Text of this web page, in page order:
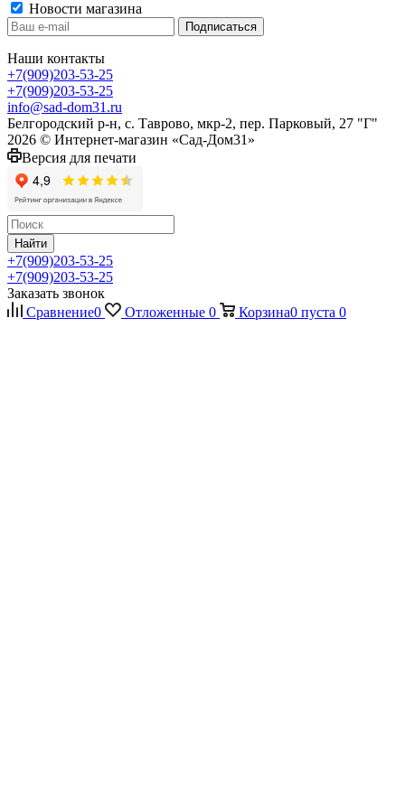
Новости магазина
Наши контакты
+7(909)203-53-25
+7(909)203-53-25
info@sad-dom31.ru
Белгородский р-н, с. Таврово, мкр-2, пер. Парковый, 27 "Г"
2026 © Интернет-магазин «Сад-Дом31»
Версия для печати
Найти
+7(909)203-53-25
+7(909)203-53-25
Заказать звонок
Сравнение0 Отложенные 0 Корзина0 пуста 0